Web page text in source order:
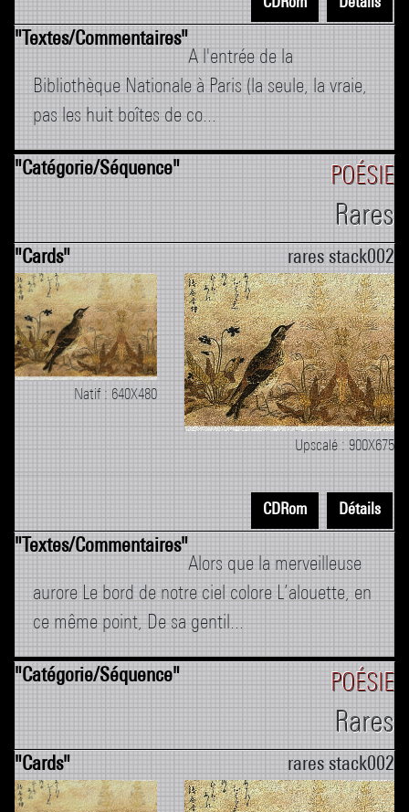
CDRom Détails
A l'entrée de la
Bibliothèque Nationale à Paris (la seule, la vraie,
pas les huit boîtes de co...
POÉSIE
Rares
rares stack002
Natif : 640X480
Upscalé : 900X675
CDRom Détails
Alors que la merveilleuse
aurore Le bord de notre ciel colore L’alouette, en
ce même point, De sa gentil...
POÉSIE
Rares
rares stack002